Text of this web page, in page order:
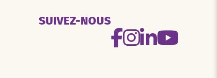
SUIVEZ-NOUS